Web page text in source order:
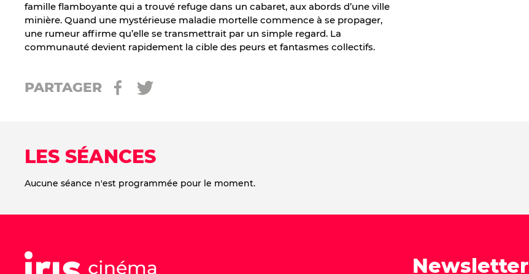
famille flamboyante qui a trouvé refuge dans un cabaret, aux abords d’une ville
minière. Quand une mystérieuse maladie mortelle commence à se propager,
une rumeur affirme qu’elle se transmettrait par un simple regard. La
communauté devient rapidement la cible des peurs et fantasmes collectifs.
PARTAGER
LES SÉANCES
Aucune séance n'est programmée pour le moment.
Newsletter